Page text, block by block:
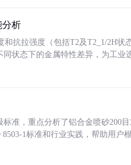
分析
抗拉强度（包括T2及T2_1/2H状
状态下的金属特性差异，为工业
准，重点分析了铝合金喷砂200
1标准和行业实践，帮助用户